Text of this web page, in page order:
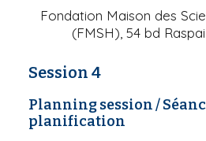
Fondation Maison des
(FMSH), 54 bd
Session 4
Planning session/
planification